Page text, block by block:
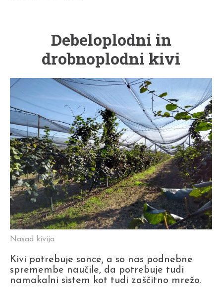
Debeloplodni in
drobnoplodni kivi
Nasad kivija
Kivi potrebuje sonce, a so nas podnebne
spremembe naučile, da potrebuje tudi
namakalni sistem kot tudi zaščitno mrežo.